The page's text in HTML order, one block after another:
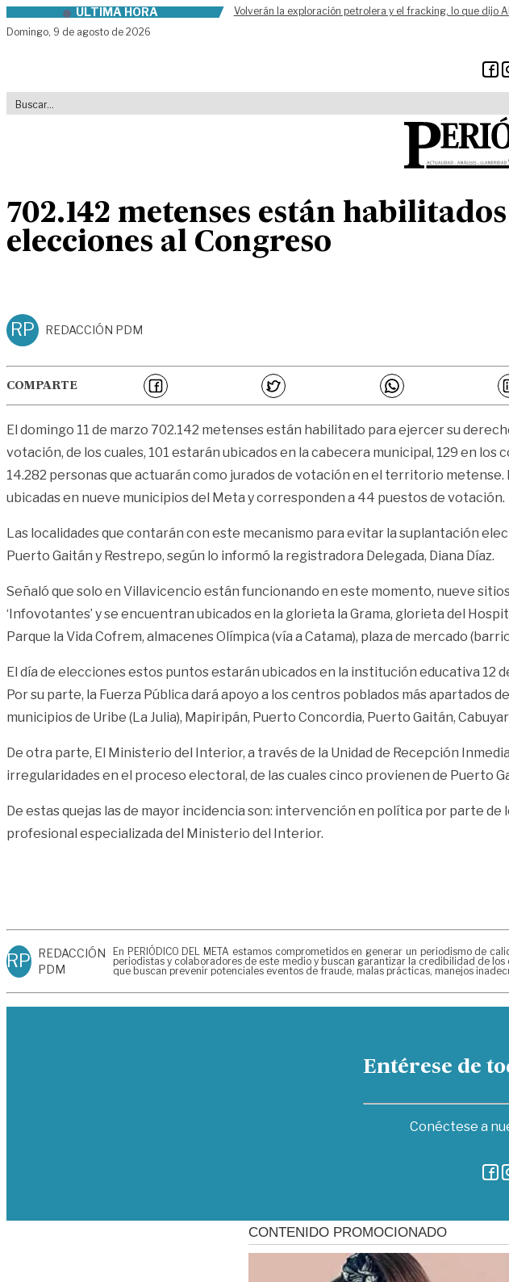
Skip to contentÚLTIMA HORA
Volverán la exploración petrolera y el fracking, lo que dijo
Domingo, 9 de agosto de 2026
702.142 metenses están
elecciones al Congreso
RP REDACCIÓN PDM
COMPARTE
El domingo 11 de marzo 702.142 metenses están habilitado para ejercer su
votación, de los cuales, 101 estarán ubicados en la cabecera municipal, 129 en
14.282 personas que actuarán como jurados de votación en el territorio
ubicadas en nueve municipios del Meta y corresponden a 44 puestos de votación.
Las localidades que contarán con este mecanismo para evitar la suplantación
Puerto Gaitán y Restrepo, según lo informó la registradora Delegada, Diana Díaz.
Señaló que solo en Villavicencio están funcionando en este momento, nueve
‘Infovotantes’ y se encuentran ubicados en la glorieta la Grama, glorieta del
Parque la Vida Cofrem, almacenes Olímpica (vía a Catama), plaza de mercado
El día de elecciones estos puntos estarán ubicados en la institución educativa 12
Por su parte, la Fuerza Pública dará apoyo a los centros poblados más apartados
municipios de Uribe (La Julia), Mapiripán, Puerto Concordia, Puerto Gaitán,
De otra parte, El Ministerio del Interior, a través de la Unidad de Recepción
irregularidades en el proceso electoral, de las cuales cinco provienen de Puerto
De estas quejas las de mayor incidencia son: intervención en política por parte
profesional especializada del Ministerio del Interior.
RP REDACCIÓN
PDM
En PERIÓDICO DEL META estamos comprometidos en generar un periodismo de
periodistas y colaboradores de este medio y buscan garantizar la credibilidad de
que buscan prevenir potenciales eventos de fraude, malas prácticas, manejos
Entérese de
Conéctese a